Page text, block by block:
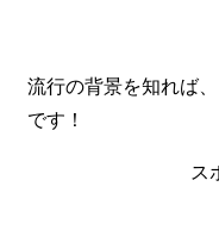
流行の背景を知れば
です！
ス